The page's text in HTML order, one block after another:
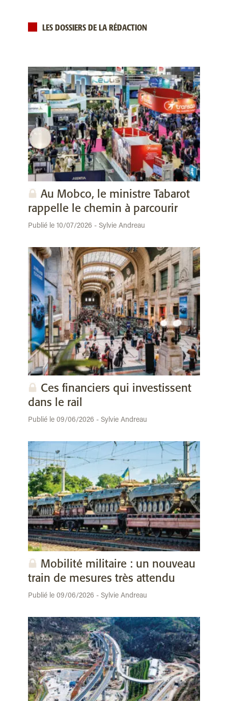
LES DOSSIERS DE LA RÉDACTION
Au Mobco, le ministre Tabarot
rappelle le chemin à parcourir
Publié le 10/07/2026 - Sylvie Andreau
Ces financiers qui investissent
dans le rail
Publié le 09/06/2026 - Sylvie Andreau
Mobilité militaire : un nouveau
train de mesures très attendu
Publié le 09/06/2026 - Sylvie Andreau